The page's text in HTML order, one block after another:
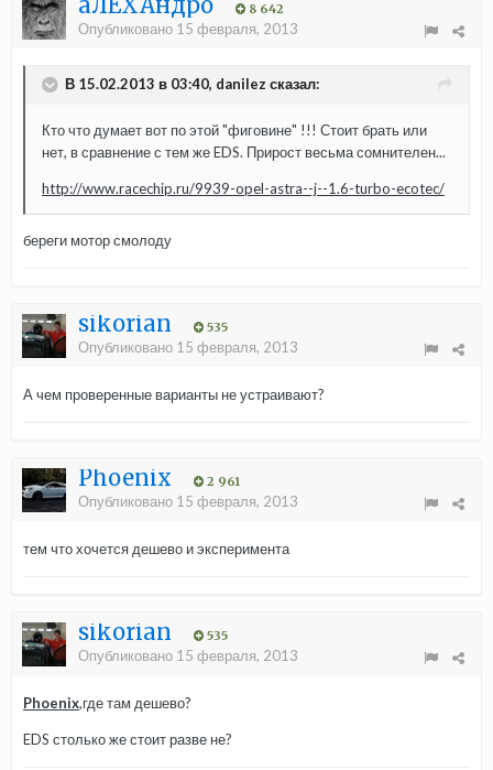
8 642
Опубликовано 15 февраля, 2013
В 15.02.2013 в 03:40, danilez сказал:
Кто что думает вот по этой "фиговине" !!! Стоит брать или
нет, в сравнение с тем же EDS. Прирост весьма сомнителен...
http://www.racechip.ru/9939-opel-astra--j--1.6-turbo-ecotec/
береги мотор смолоду
sikorian 535
Опубликовано 15 февраля, 2013
А чем проверенные варианты не устраивают?
Phoenix 2 961
Опубликовано 15 февраля, 2013
тем что хочется дешево и эксперимента
sikorian 535
Опубликовано 15 февраля, 2013
Phoenix,где там дешево?
EDS столько же стоит разве не?